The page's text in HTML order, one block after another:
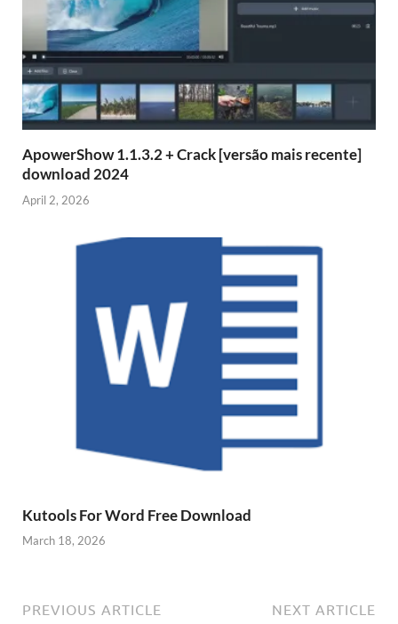
ApowerShow 1.1.3.2 + Crack [versão mais recente]
download 2024
April 2, 2026
Kutools For Word Free Download
March 18, 2026
PREVIOUS ARTICLE NEXT ARTICLE